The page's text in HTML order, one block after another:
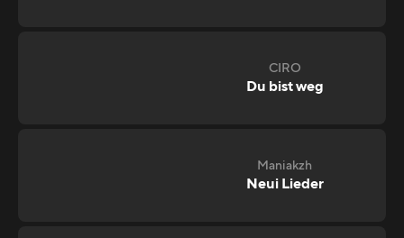
CIRO
Du bist weg
Maniakzh
Neui Lieder